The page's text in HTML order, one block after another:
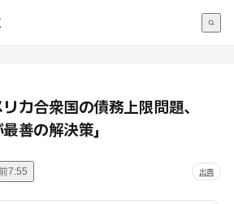
カ合衆国の債務上限問題、
善の解決策」
7:55 出典